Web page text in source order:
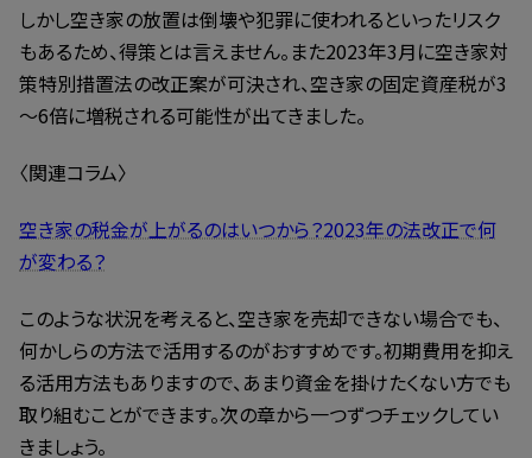
しかし空き家の放置は倒壊や犯罪に使われるといったリスク
もあるため、得策とは言えません。また2023年3月に空き家対
策特別措置法の改正案が可決され、空き家の固定資産税が3
～6倍に増税される可能性が出てきました。
〈関連コラム〉
空き家の税金が上がるのはいつから？2023年の法改正で何
が変わる？
このような状況を考えると、空き家を売却できない場合でも、
何かしらの方法で活用するのがおすすめです。初期費用を抑え
る活用方法もありますので、あまり資金を掛けたくない方でも
取り組むことができます。次の章から一つずつチェックしてい
きましょう。